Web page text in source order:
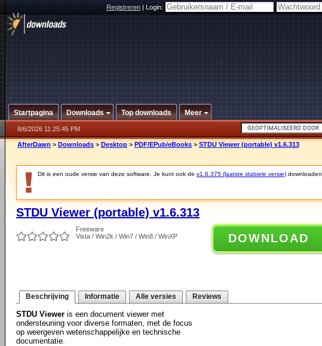
Registreren|Login:
Startpagina Downloads Top downloads Meer
8/6/2026 11:25:45 PM
AfterDawn > Downloads > Desktop > PDF/EPub/eBooks > STDU Viewer (portable) v1.6.313
Dit is een oude versie van deze software. Je kunt ook de v1.6.375 (laatste stabiele versie) downloaden.
STDU Viewer (portable) v1.6.313
Freeware
Vista / Win2k / Win7 / Win8 / WinXP
DOWNLOAD
Beschrijving Informatie Alle versies Reviews
STDU Viewer is een document viewer met
ondersteuning voor diverse formaten, met de focus
op weergeven wetenschappelijke en technische
documentatie.